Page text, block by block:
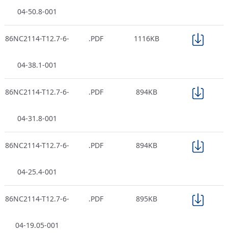
04-50.8-001
86NC2114-T12.7-6-
04-38.1-001
.PDF 1116KB
86NC2114-T12.7-6-
04-31.8-001
.PDF 894KB
86NC2114-T12.7-6-
04-25.4-001
.PDF 894KB
86NC2114-T12.7-6-
04-19.05-001
.PDF 895KB